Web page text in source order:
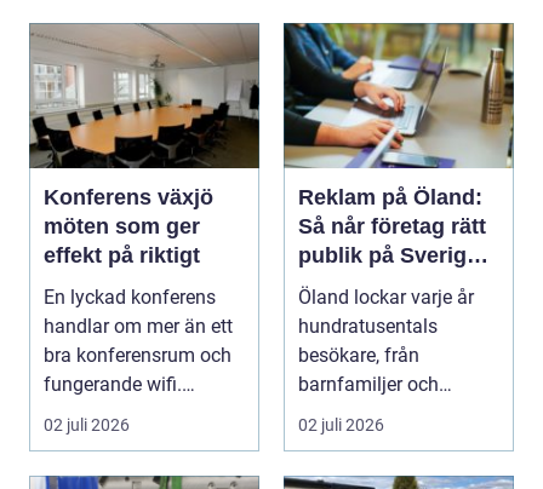
Konferens växjö
möten som ger
effekt på riktigt
En lyckad konferens
handlar om mer än ett
bra konferensrum och
fungerande wifi.
Företag som planerar...
02 juli 2026
Reklam på Öland:
Så når företag rätt
publik på Sveriges
solsäkraste ö
Öland lockar varje år
hundratusentals
besökare, från
barnfamiljer och
natur&au...
02 juli 2026